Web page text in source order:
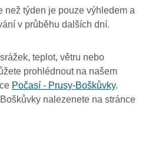
než týden je pouze výhledem a
v průběhu dalších dní.
teplot, větru nebo
prohlédnout na našem
Počasí - Prusy-Boškůvky.
nalezenete na stránce